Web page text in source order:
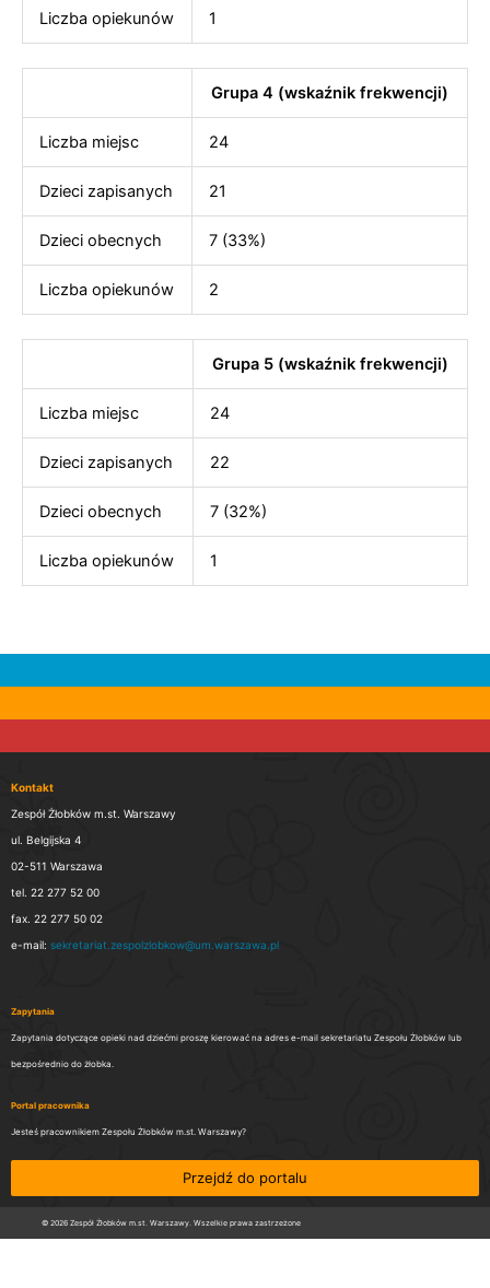
Liczba opiekunów 1
Grupa 4 (wskaźnik frekwencji)
Liczba miejsc 24
Dzieci zapisanych 21
Dzieci obecnych 7 (33%)
Liczba opiekunów 2
Grupa 5 (wskaźnik frekwencji)
Liczba miejsc 24
Dzieci zapisanych 22
Dzieci obecnych 7 (32%)
Liczba opiekunów 1
Kontakt
Zespół Żłobków m.st. Warszawy
ul. Belgijska 4
02-511 Warszawa
tel. 22 277 52 00
fax. 22 277 50 02
e-mail: sekretariat.zespolzlobkow@um.warszawa.pl
Zapytania
Zapytania dotyczące opieki nad dziećmi proszę kierować na adres e-mail sekretariatu Zespołu Żłobków lub
bezpośrednio do żłobka.
Portal pracownika
Jesteś pracownikiem Zespołu Żłobków m.st. Warszawy?
Przejdź do portalu
© 2026 Zespół Żłobków m.st. Warszawy. Wszelkie prawa zastrzeżone